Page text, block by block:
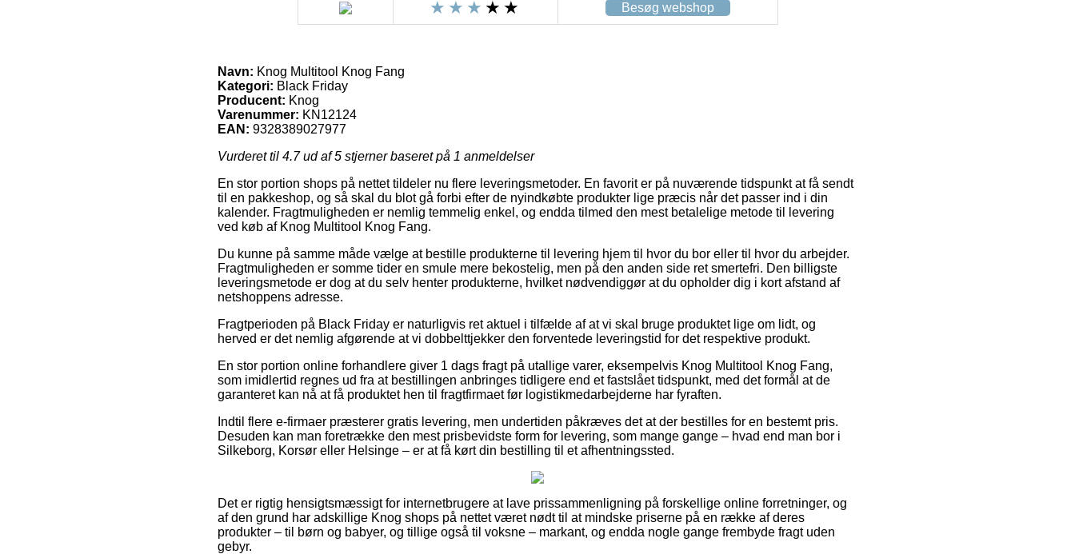
Besøg webshop
Navn: Knog Multitool Knog Fang
Kategori: Black Friday
Producent: Knog
Varenummer: KN12124
EAN: 9328389027977
Vurderet til 4.7ud af 5 stjerner baseret på 1 anmeldelser
En stor portion shops på nettet tildeler nu flere leveringsmetoder. En favorit er på nuværende tidspunkt at få sendt
til en pakkeshop, og så skal du blot gå forbi efter de nyindkøbte produkter lige præcis når det passer ind i din
kalender. Fragtmuligheden er nemlig temmelig enkel, og endda tilmed den mest betalelige metode til levering
ved køb af Knog Multitool Knog Fang.
Du kunne på samme måde vælge at bestille produkterne til levering hjem til hvor du bor eller til hvor du arbejder.
Fragtmuligheden er somme tider en smule mere bekostelig, men på den anden side ret smertefri. Den billigste
leveringsmetode er dog at du selv henter produkterne, hvilket nødvendiggør at du opholder dig i kort afstand af
netshoppens adresse.
Fragtperioden på Black Friday er naturligvis ret aktuel i tilfælde af at vi skal bruge produktet lige om lidt, og
herved er det nemlig afgørende at vi dobbelttjekker den forventede leveringstid for det respektive produkt.
En stor portion online forhandlere giver 1 dags fragt på utallige varer, eksempelvis Knog Multitool Knog Fang,
som imidlertid regnes ud fra at bestillingen anbringes tidligere end et fastslået tidspunkt, med det formål at de
garanteret kan nå at få produktet hen til fragtfirmaet før logistikmedarbejderne har fyraften.
Indtil flere e-firmaer præsterer gratis levering, men undertiden påkræves det at der bestilles for en bestemt pris.
Desuden kan man foretrække den mest prisbevidste form for levering, som mange gange – hvad end man bor i
Silkeborg, Korsør eller Helsinge – er at få kørt din bestilling til et afhentningssted.
Det er rigtig hensigtsmæssigt for internetbrugere at lave prissammenligning på forskellige online forretninger, og
af den grund har adskillige Knog shops på nettet været nødt til at mindske priserne på en række af deres
produkter – til børn og babyer, og tillige også til voksne – markant, og endda nogle gange frembyde fragt uden
gebyr.